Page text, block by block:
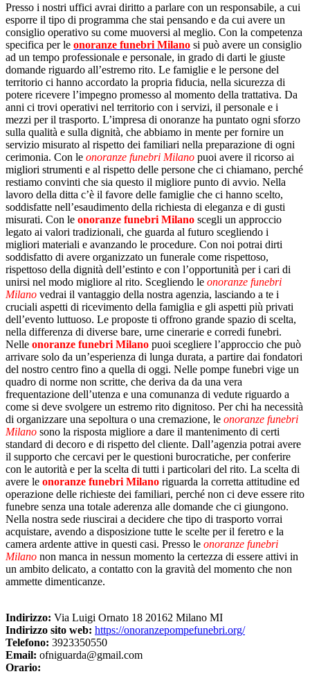
Presso i nostri uffici avrai diritto a parlare con un responsabile, a cui
esporre il tipo di programma che stai pensando e da cui avere un
consiglio operativo su come muoversi al meglio. Con la competenza
specifica per le onoranze funebri Milano si può avere un consiglio
ad un tempo professionale e personale, in grado di darti le giuste
domande riguardo all’estremo rito. Le famiglie e le persone del
territorio ci hanno accordato la propria fiducia, nella sicurezza di
potere ricevere l’impegno promesso al momento della trattativa. Da
anni ci trovi operativi nel territorio con i servizi, il personale e i
mezzi per il trasporto. L’impresa di onoranze ha puntato ogni sforzo
sulla qualità e sulla dignità, che abbiamo in mente per fornire un
servizio misurato al rispetto dei familiari nella preparazione di ogni
cerimonia. Con le onoranze funebri Milano puoi avere il ricorso ai
migliori strumenti e al rispetto delle persone che ci chiamano, perché
restiamo convinti che sia questo il migliore punto di avvio. Nella
lavoro della ditta c’è il favore delle famiglie che ci hanno scelto,
soddisfatte nell’esaudimento della richiesta di eleganza e di gusti
misurati. Con le onoranze funebri Milano scegli un approccio
legato ai valori tradizionali, che guarda al futuro scegliendo i
migliori materiali e avanzando le procedure. Con noi potrai dirti
soddisfatto di avere organizzato un funerale come rispettoso,
rispettoso della dignità dell’estinto e con l’opportunità per i cari di
unirsi nel modo migliore al rito. Scegliendo le onoranze funebri
Milano vedrai il vantaggio della nostra agenzia, lasciando a te i
cruciali aspetti di ricevimento della famiglia e gli aspetti più privati
dell’evento luttuoso. Le proposte ti offrono grande spazio di scelta,
nella differenza di diverse bare, urne cinerarie e corredi funebri.
Nelle onoranze funebri Milano puoi scegliere l’approccio che può
arrivare solo da un’esperienza di lunga durata, a partire dai fondatori
del nostro centro fino a quella di oggi. Nelle pompe funebri vige un
quadro di norme non scritte, che deriva da da una vera
frequentazione dell’utenza e una comunanza di vedute riguardo a
come si deve svolgere un estremo rito dignitoso. Per chi ha necessità
di organizzare una sepoltura o una cremazione, le onoranze funebri
Milano sono la risposta migliore a dare il mantenimento di certi
standard di decoro e di rispetto del cliente. Dall’agenzia potrai avere
il supporto che cercavi per le questioni burocratiche, per conferire
con le autorità e per la scelta di tutti i particolari del rito. La scelta di
avere le onoranze funebri Milano riguarda la corretta attitudine ed
operazione delle richieste dei familiari, perché non ci deve essere rito
funebre senza una totale aderenza alle domande che ci giungono.
Nella nostra sede riuscirai a decidere che tipo di trasporto vorrai
acquistare, avendo a disposizione tutte le scelte per il feretro e la
camera ardente attive in questi casi. Presso le onoranze funebri
Milano non manca in nessun momento la certezza di essere attivi in
un ambito delicato, a contatto con la gravità del momento che non
ammette dimenticanze.
Indirizzo: Via Luigi Ornato 18 20162 Milano MI
Indirizzo sito web: https://onoranzepompefunebri.org/
Telefono: 3923350550
Email: ofniguarda@gmail.com
Orario: